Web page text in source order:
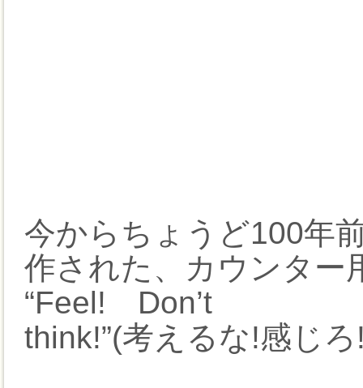
今からちょうど100年
作された、カウンター
“Feel! Don’t
think!”(考えるな!感じ